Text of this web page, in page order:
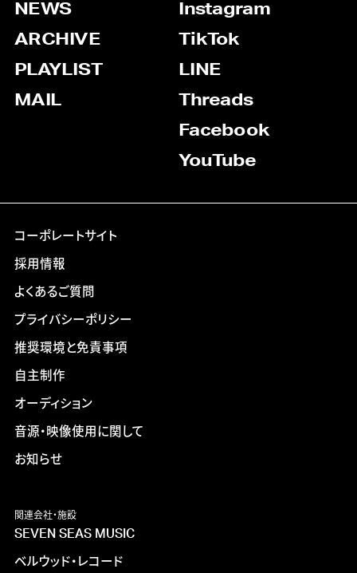
NEWS
ARCHIVE
PLAYLIST
MAIL
Instagram
TikTok
LINE
Threads
Facebook
YouTube
コーポレートサイト
採用情報
よくあるご質問
プライバシーポリシー
推奨環境と免責事項
自主制作
オーディション
音源・映像使用に関して
お知らせ
関連会社・施設
SEVEN SEAS MUSIC
ベルウッド・レコード